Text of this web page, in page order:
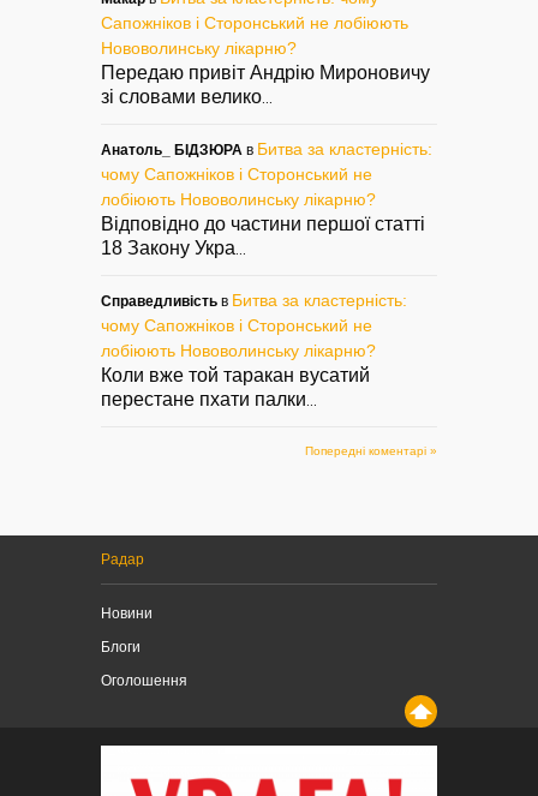
Сапожніков і Сторонський не лобіюють
Нововолинську лікарню?
Передаю привіт Андрію Мироновичу
зі словами велико...
Анатоль_ БІДЗЮРА в Битва за кластерність:
чому Сапожніков і Сторонський не
лобіюють Нововолинську лікарню?
Відповідно до частини першої статті
18 Закону Укра...
Справедливість в Битва за кластерність:
чому Сапожніков і Сторонський не
лобіюють Нововолинську лікарню?
Коли вже той таракан вусатий
перестане пхати палки...
Попередні коментарі »
Радар
Новини
Блоги
Оголошення